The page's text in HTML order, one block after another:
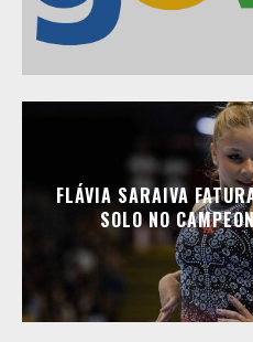
FLÁVIA SARAIVA
SOLO NO